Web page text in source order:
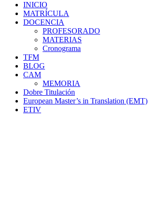
INICIO
MATRÍCULA
DOCENCIA
PROFESORADO
MATERIAS
Cronograma
TFM
BLOG
CAM
MEMORIA
Dobre Titulación
European Master’s in Translation (EMT)
ETIV